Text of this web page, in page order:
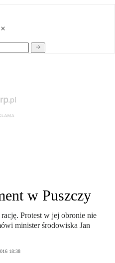
w Puszczy
Protest w jej obronie nie
minister środowiska Jan
18:38